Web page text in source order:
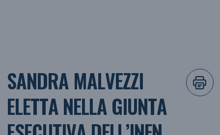
SANDRA MALVEZZI
ELETTA NELLA GIUNTA